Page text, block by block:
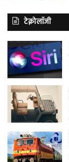
टेक्नोलॉजी